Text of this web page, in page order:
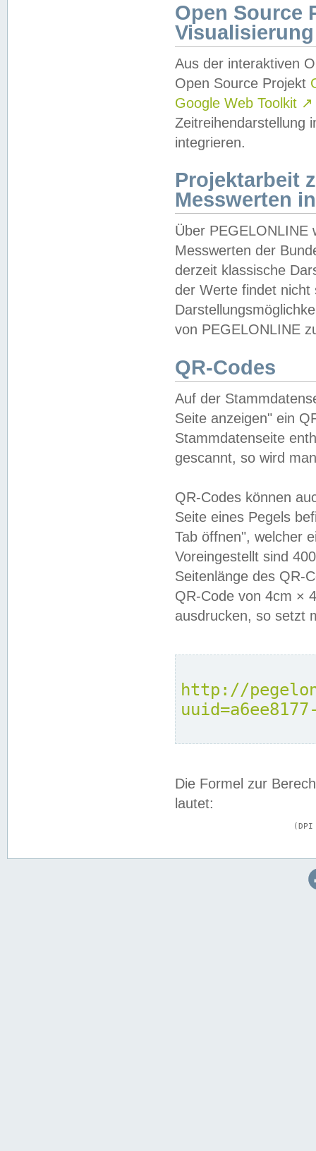
Open Source
Visualisierung
Aus der interaktiven
Open Source Projekt
Google Web Toolkit ↗
Zeitreihendarstellung
integrieren.
Projektarbeit
Messwerten
Über PEGELONLINE
Messwerten der
derzeit klassische
der Werte findet
von PEGELONLINE
QR-Codes
Auf der
Seite anzeigen" ein
Stammdatenseite
gescannt, so wird
QR-Codes können
Seite eines Pegels
Tab öffnen", welcher
Voreingestellt sind
Seitenlänge des QR-
QR-Code von 4cm ×
ausdrucken, so setzt
http://
Die Formel zur
lautet: